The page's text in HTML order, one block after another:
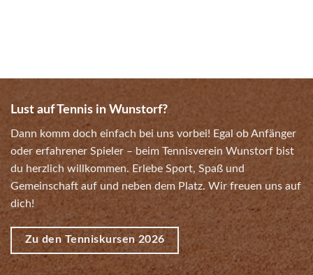
Lust auf Tennis in Wunstorf?
Dann komm doch einfach bei uns vorbei! Egal ob Anfänger
oder erfahrener Spieler – beim Tennisverein Wunstorf bist
du herzlich willkommen. Erlebe Sport, Spaß und
Gemeinschaft auf und neben dem Platz. Wir freuen uns auf
dich!
Zu den Tenniskursen 2026